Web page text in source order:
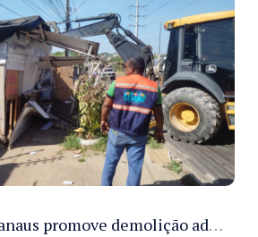
Prefeitura de Manaus promove demolição administrativa de cinco estruturas que ocupavam calçada pública